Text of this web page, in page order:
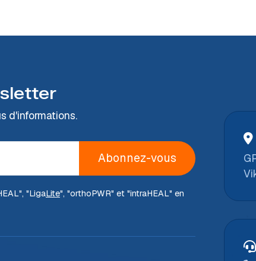
d'informations.
Abonnez-vous
", "LigaLite", "orthoPWR" et "intraHEAL" en